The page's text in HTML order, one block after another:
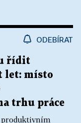
ODEBÍRAT
řídit
let: místo
trhu práce
produktivním